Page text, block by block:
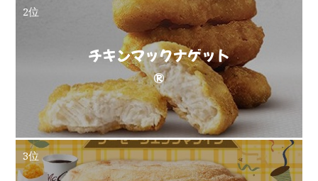
2位
チキンマックナゲット
®
3位